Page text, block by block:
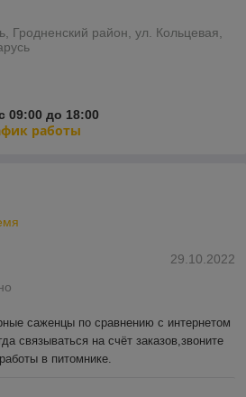
Гродненский район, ул. Кольцевая,
09:00 до 18:00
работы
29.10.2022
саженцы по сравнению с интернетом
связываться на счёт заказов,звоните
в питомнике.